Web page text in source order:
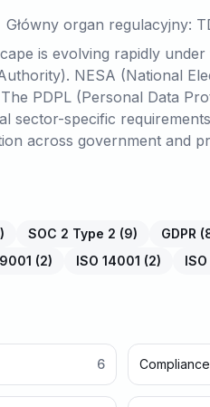
Główny organ regulacyjny:
is evolving rapidly
NESA (National
PDPL (Personal Data
sector-specific
across government and
) SOC 2 Type 2 (9) GDPR (
(2) ISO 14001 (2)
6